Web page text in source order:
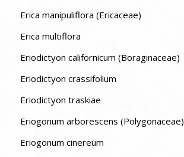
Erica manipuliflora (Ericaceae)
Erica multiflora
Eriodictyon californicum (Boraginaceae)
Eriodictyon crassifolium
Eriodictyon traskiae
Eriogonum arborescens (Polygonaceae)
Eriogonum cinereum